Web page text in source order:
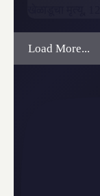
Load More...